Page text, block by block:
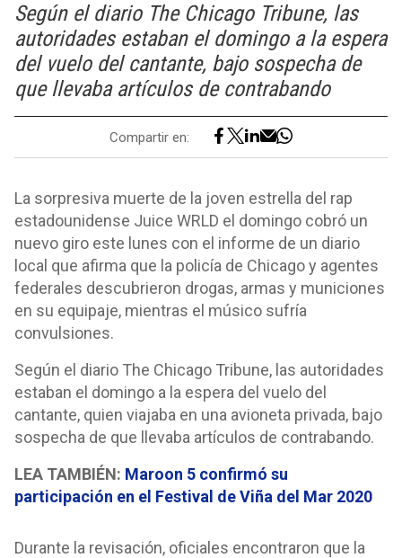
Según el diario The Chicago Tribune, las
autoridades estaban el domingo a la espera
del vuelo del cantante, bajo sospecha de
que llevaba artículos de contrabando
Compartir en:
La sorpresiva muerte de la joven estrella del rap
estadounidense Juice WRLD el domingo cobró un
nuevo giro este lunes con el informe de un diario
local que afirma que la policía de Chicago y agentes
federales descubrieron drogas, armas y municiones
en su equipaje, mientras el músico sufría
convulsiones.
Según el diario The Chicago Tribune, las autoridades
estaban el domingo a la espera del vuelo del
cantante, quien viajaba en una avioneta privada, bajo
sospecha de que llevaba artículos de contrabando.
LEA TAMBIÉN: Maroon 5 confirmó su
participación en el Festival de Viña del Mar 2020
Durante la revisación, oficiales encontraron que la